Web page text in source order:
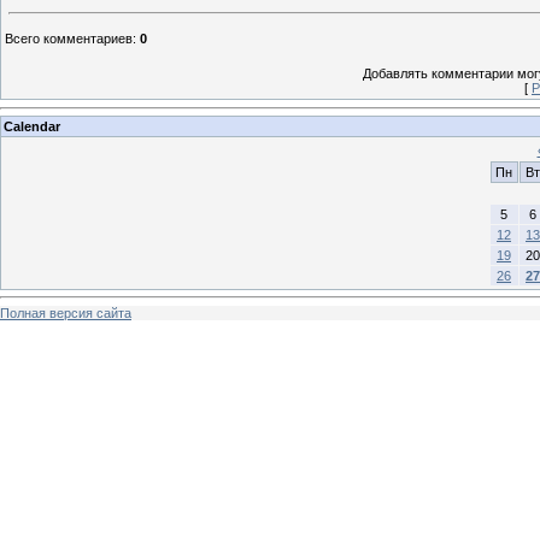
Всего комментариев: 0
Добавлять комментарии
[
Calendar
Пн
Вт
5
6
12
13
19
20
26
27
Полная версия сайта